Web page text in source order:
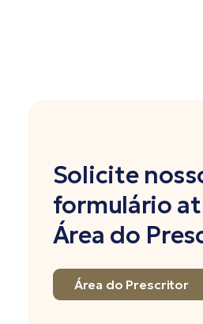
Solicite
formulário
Área do
Área do Prescritor